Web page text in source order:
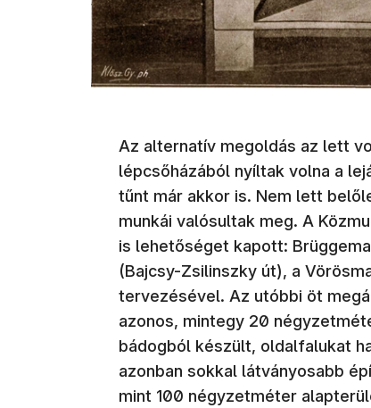
Az alternatív megoldás az lett
lépcsőházából nyíltak volna a
tűnt már akkor is. Nem lett
munkái valósultak meg. A
is lehetőséget kapott:
(Bajcsy-Zsilinszky út), a
tervezésével. Az utóbbi öt
azonos, mintegy 20
bádogból készült, oldalfalukat
azonban sokkal látványosabb
mint 100 négyzetméter